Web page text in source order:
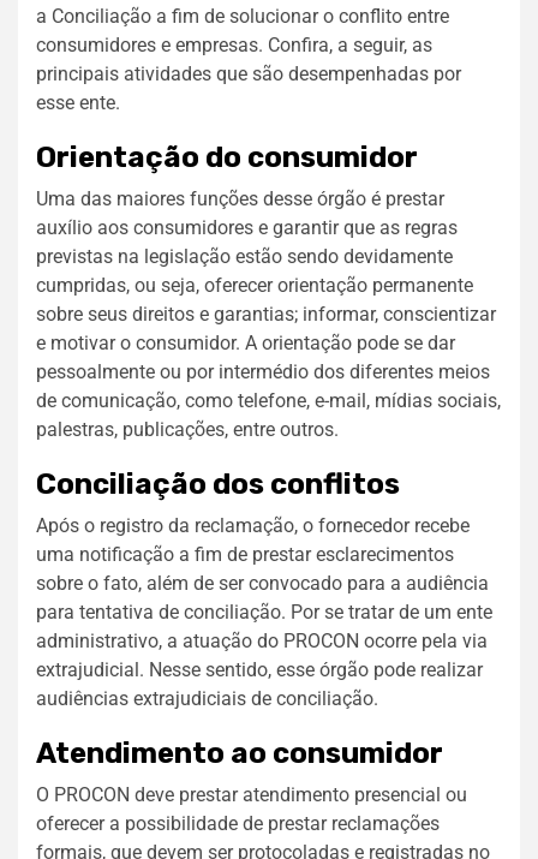
a Conciliação a fim de solucionar o conflito entre
consumidores e empresas. Confira, a seguir, as
principais atividades que são desempenhadas por
esse ente.
Orientação do consumidor
Uma das maiores funções desse órgão é prestar
auxílio aos consumidores e garantir que as regras
previstas na legislação estão sendo devidamente
cumpridas, ou seja, oferecer orientação permanente
sobre seus direitos e garantias; informar, conscientizar
e motivar o consumidor. A orientação pode se dar
pessoalmente ou por intermédio dos diferentes meios
de comunicação, como telefone, e-mail, mídias sociais,
palestras, publicações, entre outros.
Conciliação dos conflitos
Após o registro da reclamação, o fornecedor recebe
uma notificação a fim de prestar esclarecimentos
sobre o fato, além de ser convocado para a audiência
para tentativa de conciliação. Por se tratar de um ente
administrativo, a atuação do PROCON ocorre pela via
extrajudicial. Nesse sentido, esse órgão pode realizar
audiências extrajudiciais de conciliação.
Atendimento ao consumidor
O PROCON deve prestar atendimento presencial ou
oferecer a possibilidade de prestar reclamações
formais, que devem ser protocoladas e registradas no